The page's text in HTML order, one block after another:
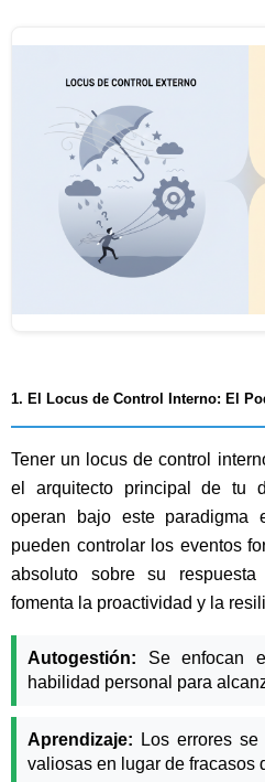
1. El Locus de Control Interno: El
Tener un locus de control
el arquitecto principal de tu
operan bajo este paradigma
pueden controlar los eventos
absoluto sobre su
fomenta la proactividad y la
Autogestión: Se enfocan
habilidad personal para
Aprendizaje: Los errores
valiosas en lugar de fracasos